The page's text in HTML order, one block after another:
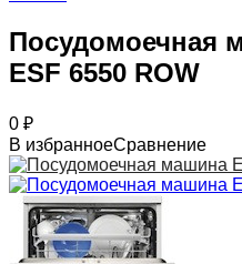
Посудомоечная
ESF 6550 ROW
0 ₽
В избранноеСравнение